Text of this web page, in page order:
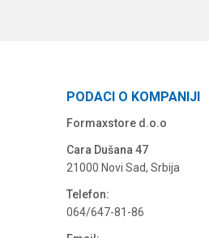
PODACI O KOMPANIJI
Formaxstore d.o.o
Cara Dušana 47
21000 Novi Sad, Srbija
Telefon:
064/647-81-86